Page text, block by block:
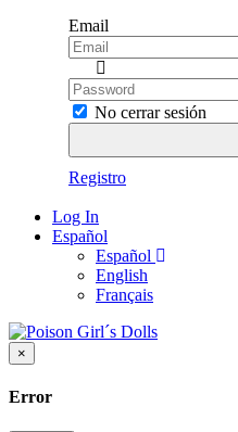
Email
No cerrar sesión
Registro
Log In
Español
Español
English
Français
×
Error